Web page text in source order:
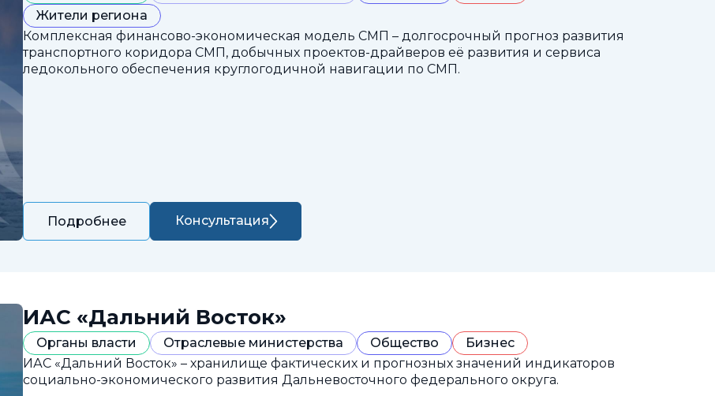
Жители региона
Комплексная финансово-экономическая модель СМП – долгосрочный прогноз развития
транспортного коридора СМП, добычных проектов-драйверов её развития и сервиса
ледокольного обеспечения круглогодичной навигации по СМП.
Подробнее Консультация
ИАС «Дальний Восток»
Органы власти Отраслевые министерства Общество
Бизнес
ИАС «Дальний Восток» – хранилище фактических и прогнозных значений индикаторов
социально-экономического развития Дальневосточного федерального округа.